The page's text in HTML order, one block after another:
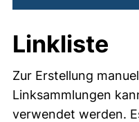
Linkliste
Zur Erstellung
Linksammlungen
verwendet werden.